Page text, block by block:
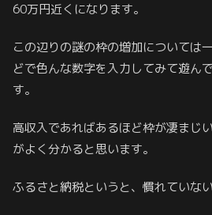
60万円近くになります。
この辺りの謎の枠の増加については
どで色んな数字を入力してみて遊ん
す。
高収入であればあるほど枠が凄まじ
がよく分かると思います。
ふるさと納税というと、慣れていな